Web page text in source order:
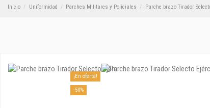
Inicio Uniformidad Parches Militares y Policiales Parche brazo Tirador
¡En oferta!
-50%